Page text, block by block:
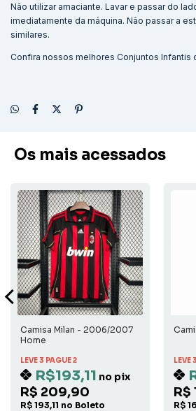
Não utilizar amaciante. Lavar e passar do
imediatamente da máquina. Não passar a
similares.
Confira nossos melhores Conjuntos Infantis
Os mais acessados
Camisa Milan - 2006/2007
Home
LEVE 3 PAGUE 2
R$193,11 no pix
R$ 209,90
R$ 193,11 no Boleto
LEVE
R$
R$